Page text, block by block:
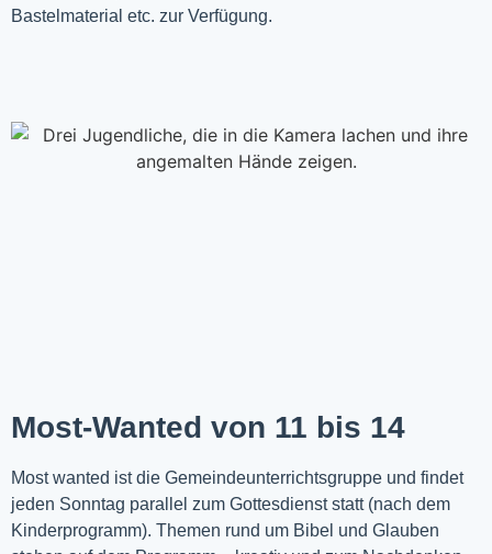
Bastelmaterial etc. zur Verfügung.
Most-Wanted von 11 bis 14
Most wanted ist die Gemeindeunterrichtsgruppe und findet
jeden Sonntag parallel zum Gottesdienst statt (nach dem
Kinderprogramm). Themen rund um Bibel und Glauben